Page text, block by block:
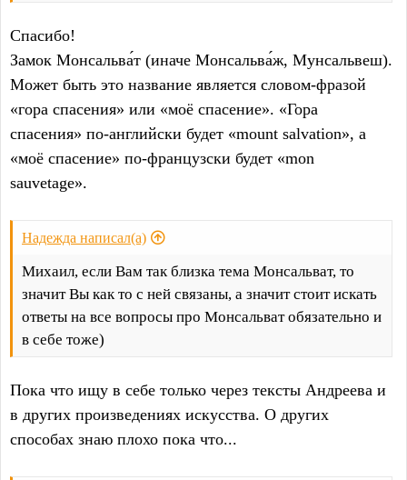
Спасибо!
Замок Монсальва́т (иначе Монсальва́ж, Мунсальвеш).
Может быть это название является словом-фразой
«гора спасения» или «моё спасение». «Гора
спасения» по-английски будет «mount salvation», а
«моё спасение» по-французски будет «mon
sauvetage».
Надежда написал(а)
Михаил, если Вам так близка тема Монсальват, то
значит Вы как то с ней связаны, а значит стоит искать
ответы на все вопросы про Монсальват обязательно и
в себе тоже)
Пока что ищу в себе только через тексты Андреева и
в других произведениях искусства. О других
способах знаю плохо пока что...